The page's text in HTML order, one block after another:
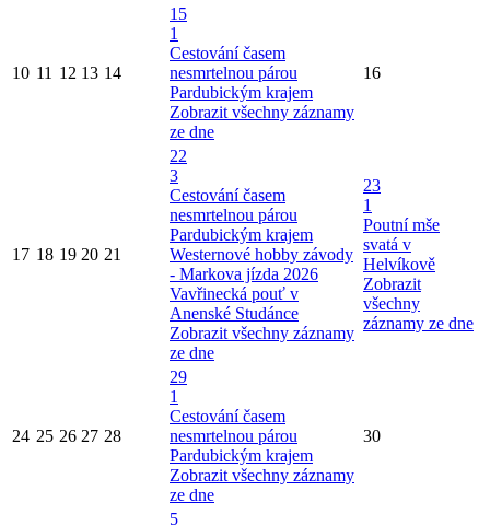
10 11 12 13 14
15
1
Cestování časem
nesmrtelnou párou
Pardubickým krajem
Zobrazit všechny záznamy
ze dne
16
17 18 19 20 21
22
3
Cestování časem
nesmrtelnou párou
Pardubickým krajem
Westernové hobby závody
- Markova jízda 2026
Vavřinecká pouť v
Anenské Studánce
Zobrazit všechny záznamy
ze dne
23
1
Poutní mše
svatá v
Helvíkově
Zobrazit
všechny
záznamy ze dne
24 25 26 27 28
29
1
Cestování časem
nesmrtelnou párou
Pardubickým krajem
Zobrazit všechny záznamy
ze dne
30
5